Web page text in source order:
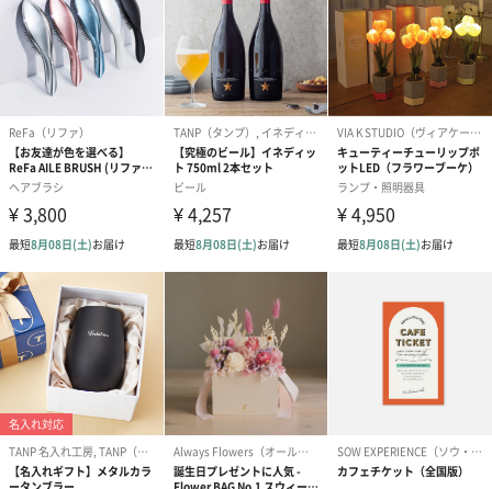
写真付きメッセージカ
ード（680円）
写真付きメッセージカ
ード（Thank you）ピ
ンク（680円）
【誕生日】
Birthday ホワ
刷なし）（
生花
生花のブーケを同梱します。
も1日遅くなります。